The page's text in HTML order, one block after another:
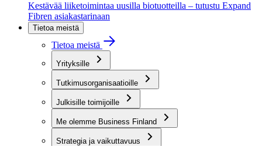
Kestävää liiketoimintaa uusilla biotuotteilla – tutustu Expand
Fibren asiakastarinaan
Tietoa meistä
Tietoa meistä
Yrityksille
Tutkimusorganisaatioille
Julkisille toimijoille
Me olemme Business Finland
Strategia ja vaikuttavuus